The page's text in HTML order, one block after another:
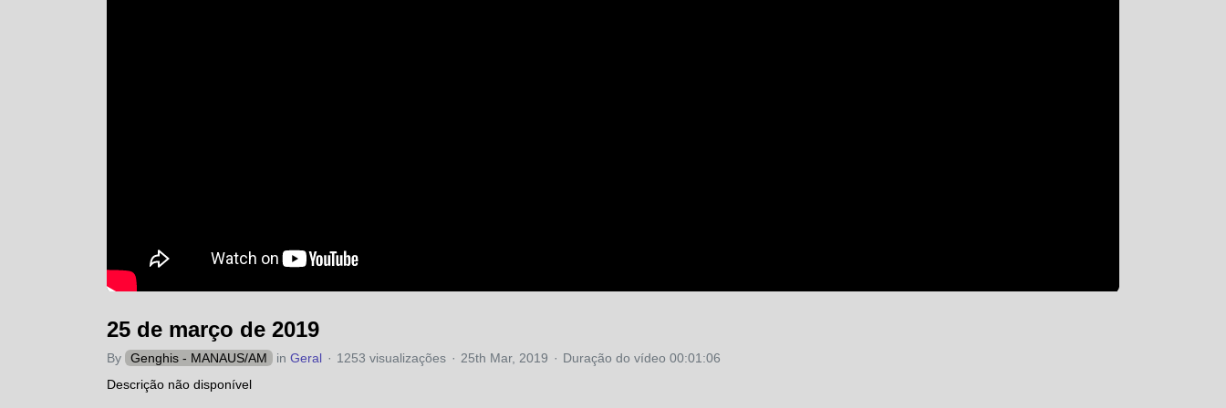
25 de março de 2019
By Genghis - MANAUS/AM in Geral 1253 visualizações 25th Mar, 2019
Duração do vídeo 00:01:06
Descrição não disponível